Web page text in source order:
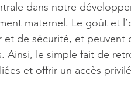
dans notre
maternel. Le goût et
et de sécurité, et peuvent
le simple fait de
et offrir un accès